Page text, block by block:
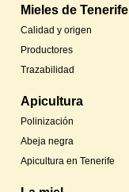
Mieles de Tenerife
Calidad y origen
Productores
Trazabilidad
Apicultura
Polinización
Abeja negra
Apicultura en Tenerife